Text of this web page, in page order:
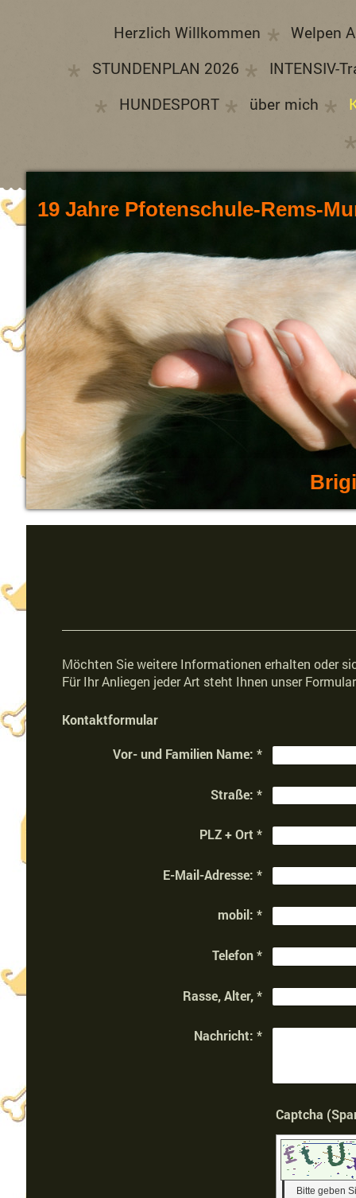
Herzlich Willkommen
Welpen
STUNDENPLAN 2026
INTENSIV-
HUNDESPORT
über mich
19 Jahre Pfotenschule-Rems-
Brigitte Hermann -
Möchten Sie weitere Informationen erhalten oder
Für Ihr Anliegen jeder Art steht Ihnen unser
Kontaktformular
Vor- und Familien Name: *
Straße: *
PLZ + Ort *
E-Mail-Adresse: *
mobil: *
Telefon*
Rasse, Alter,*
Nachricht: *
Bitte geben